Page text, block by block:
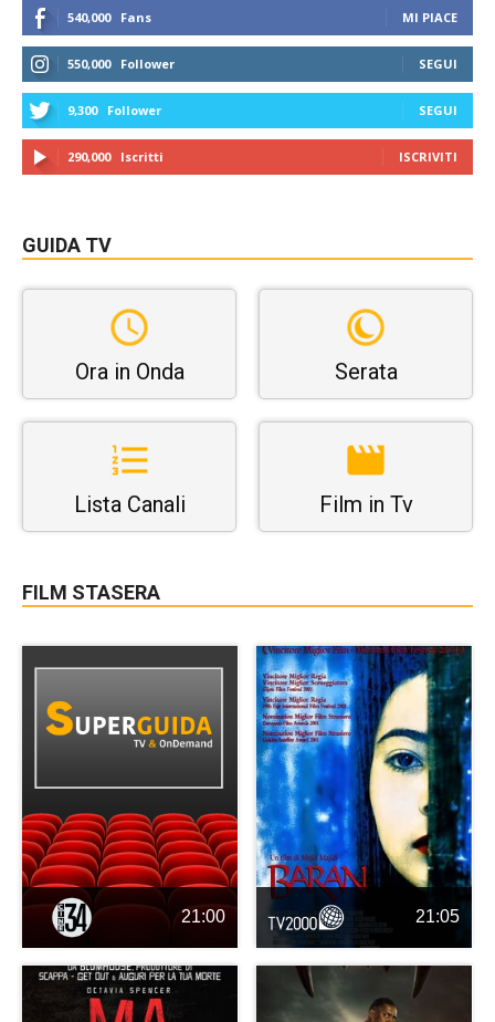
540,000 Fans MI PIACE
550,000 Follower SEGUI
9,300 Follower SEGUI
290,000 Iscritti ISCRIVITI
GUIDA TV
Ora in Onda Serata
Lista Canali Film in Tv
FILM STASERA
21:00 21:05